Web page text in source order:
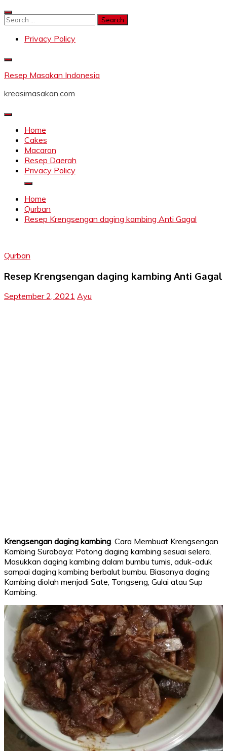
Skip
to
Search
Privacy Policy
Resep Masakan Indonesia
kreasimasakan.com
Home
Cakes
Macaron
Resep Daerah
Privacy Policy
Home
Qurban
Resep Krengsengan daging kambing Anti Gagal
Qurban
Resep Krengsengan daging kambing Anti Gagal
September 2, 2021 Ayu
Krengsengan daging kambing. Cara Membuat Krengsengan
Kambing Surabaya: Potong daging kambing sesuai selera.
Masukkan daging kambing dalam bumbu tumis, aduk-aduk
sampai daging kambing berbalut bumbu. Biasanya daging
Kambing diolah menjadi Sate, Tongseng, Gulai atau Sup
Kambing.